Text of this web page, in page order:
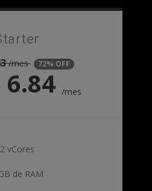
/mes 72% OFF
6.84 /mes
2 vCores
de RAM